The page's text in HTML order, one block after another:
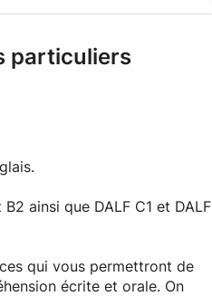
particuliers
ainsi que DALF C1 et DALF
qui vous permettront de
écrite et orale. On